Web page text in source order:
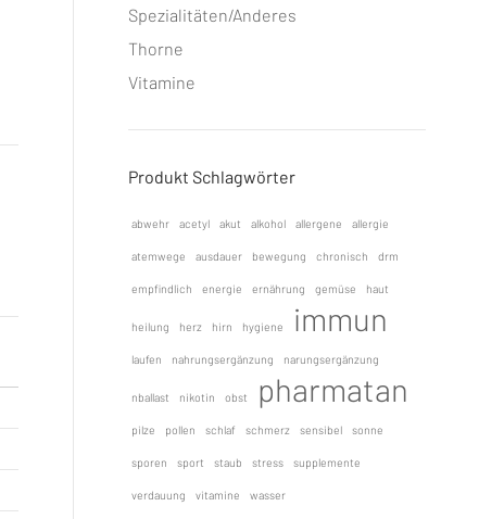
Spezialitäten/Anderes
Thorne
Vitamine
Produkt Schlagwörter
abwehr acetyl akut alkohol allergene allergie
atemwege ausdauer bewegung chronisch drm
empfindlich energie ernährung gemüse haut
heilung herz hirn hygiene immun
laufen nahrungsergänzung narungsergänzung
nballast nikotin obst pharmatan
pilze pollen schlaf schmerz sensibel sonne
sporen sport staub stress supplemente
verdauung vitamine wasser